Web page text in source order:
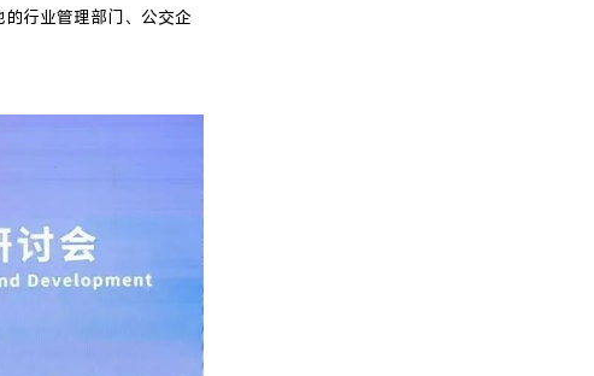
行业管理部门、公交企